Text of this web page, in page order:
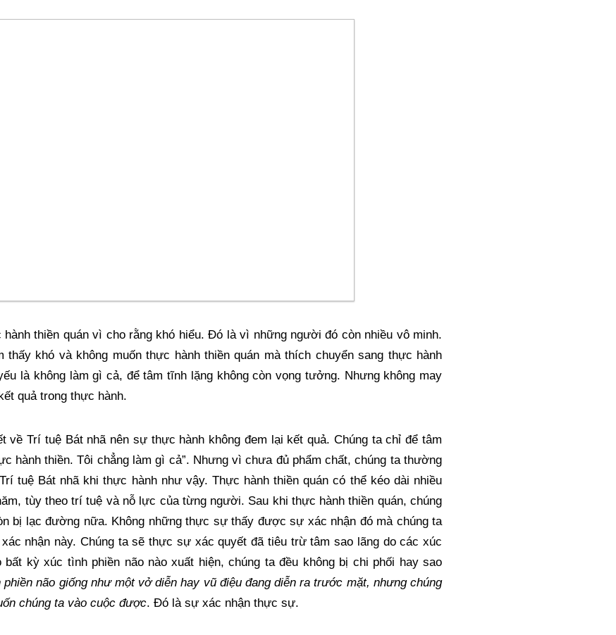
thiền quán vì cho rằng khó hiểu. Đó là vì những người đó còn nhiều vô minh.
thấy khó và không muốn thực hành thiền quán mà thích chuyển sang thực hành
là không làm gì cả, để tâm tĩnh lặng không còn vọng tưởng. Nhưng không may
quả trong thực hành.
về Trí tuệ Bát nhã nên sự thực hành không đem lại kết quả. Chúng ta chỉ để tâm
hành thiền. Tôi chẳng làm gì cả”. Nhưng vì chưa đủ phẩm chất, chúng ta thường
tuệ Bát nhã khi thực hành như vậy. Thực hành thiền quán có thể kéo dài nhiều
tùy theo trí tuệ và nỗ lực của từng người. Sau khi thực hành thiền quán, chúng
bị lạc đường nữa. Không những thực sự thấy được sự xác nhận đó mà chúng ta
nhận này. Chúng ta sẽ thực sự xác quyết đã tiêu trừ tâm sao lãng do các xúc
kỳ xúc tình phiền não nào xuất hiện, chúng ta đều không bị chi phối hay sao
não giống như một vở diễn hay vũ điệu đang diễn ra trước mặt, nhưng chúng
chúng ta vào cuộc được. Đó là sự xác nhận thực sự.